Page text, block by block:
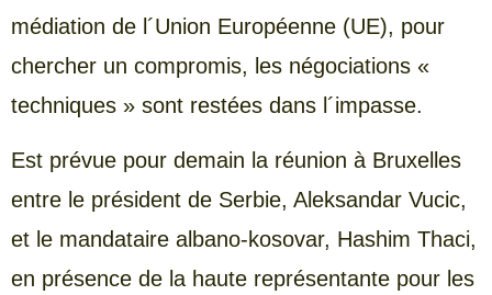
médiation de l´Union Européenne (UE), pour
chercher un compromis, les négociations «
techniques » sont restées dans l´impasse.
Est prévue pour demain la réunion à Bruxelles
entre le président de Serbie, Aleksandar Vucic,
et le mandataire albano-kosovar, Hashim Thaci,
en présence de la haute représentante pour les